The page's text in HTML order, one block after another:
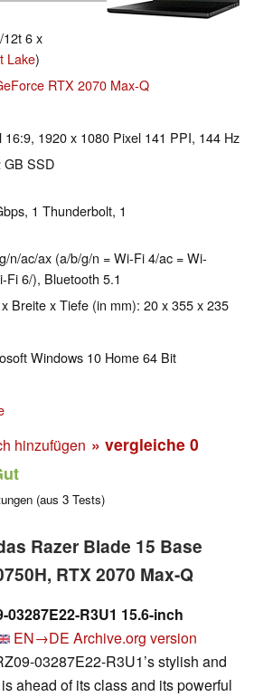
12t 6 x
Lake)
RTX 2070 Max-Q
16:9, 1920 x 1080 Pixel 141 PPI, 144 Hz
GB SSD
1 Thunderbolt, 1
n/ac/ax (a/b/g/n = Wi-Fi 4/ac = Wi-
Fi 6/), Bluetooth 5.1
Breite x Tiefe (in mm): 20 x 355 x 235
Windows 10 Home 64 Bit
hinzufügen » vergleiche 0
(aus 3 Tests)
Razer Blade 15 Base
RTX 2070 Max-Q
03287E22-R3U1 15.6-inch
EN→DE Archive.org version
03287E22-R3U1’s stylish and
ahead of its class and its powerful